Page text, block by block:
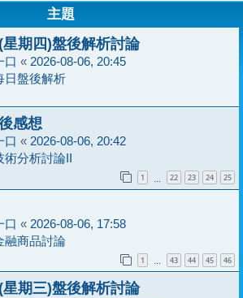
主題
期四)盤後解析討論
口 « 2026-08-06, 20:45
日盤後解析
感想
口 « 2026-08-06, 20:42
術分析討論II
1 22 23 24 25
口 « 2026-08-06, 17:58
融商品討論
1 … 43 44 45 46
期三)盤後解析討論